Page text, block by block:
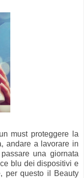
must proteggere la
andare a lavorare in
una giornata
blu dei dispositivi e
per questo il Beauty